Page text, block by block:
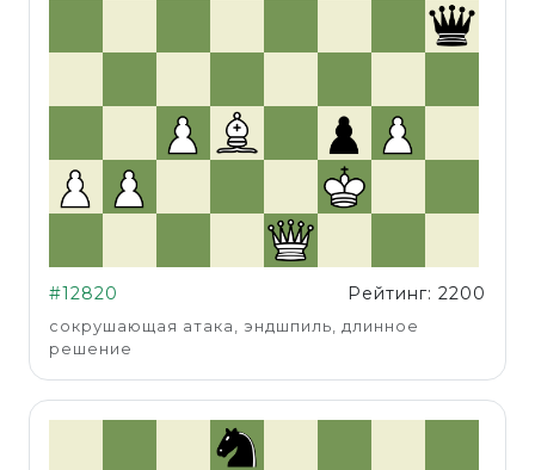
#12820 Рейтинг: 2200
сокрушающая атака, эндшпиль, длинное
решение